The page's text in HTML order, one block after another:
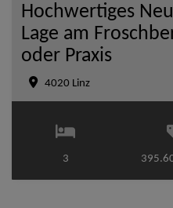
Hochwertiges
Lage am
oder Praxis
4020 Linz
3